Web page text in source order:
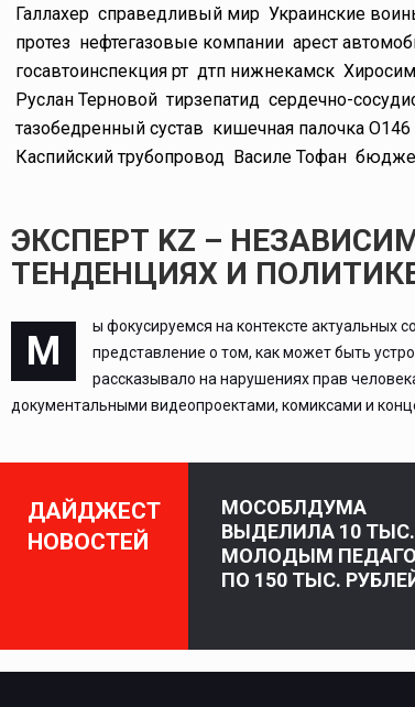
Галлахер справедливый мир Украинские
протез нефтегазовые компании арест
госавтоинспекция рт дтп нижнекамск
Руслан Терновой тирзепатид сердечно-
тазобедренный сустав кишечная палочка O146
Каспийский трубопровод Василе Тофан
ЭКСПЕРТ KZ –
ТЕНДЕНЦИЯХ И
М
ы фокусируемся на контексте актуальных
представление о том, как может быть
рассказывало на нарушениях прав
документальными видеопроектами, комиксами и
ДАЙДЖЕСТ
НОВОСТЕЙ
МОСОБЛДУМА
ВЫДЕЛИЛА 10 ТЫС.
МОЛОДЫМ
ПО 150 ТЫС.